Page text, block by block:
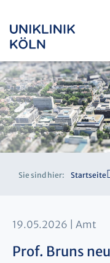
Sie sind hier: Startseite
19.05.2026 Amt
Prof. Bruns